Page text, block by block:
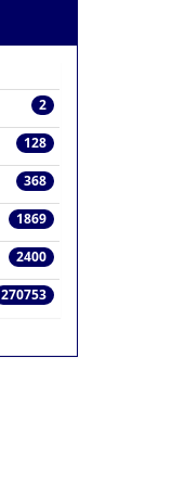
2
128
368
1869
2400
270753